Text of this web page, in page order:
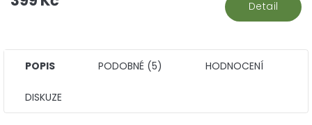
Detail
POPIS PODOBNÉ (5) HODNOCENÍ
DISKUZE